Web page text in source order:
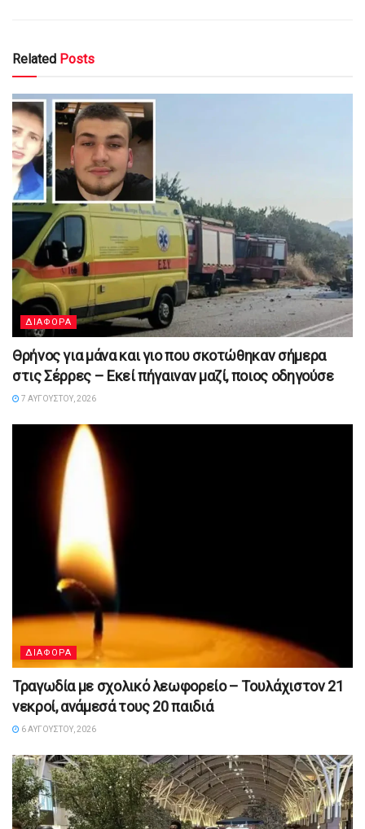
Related Posts
ΔΙΑΦΟΡΑ
Θρήνος για μάνα και γιο που σκοτώθηκαν σήμερα
στις Σέρρες – Εκεί πήγαιναν μαζί, ποιος οδηγούσε
7 ΑΥΓΟΎΣΤΟΥ, 2026
ΔΙΑΦΟΡΑ
Τραγωδία με σχολικό λεωφορείο – Τουλάχιστον 21
νεκροί, ανάμεσά τους 20 παιδιά
6 ΑΥΓΟΎΣΤΟΥ, 2026